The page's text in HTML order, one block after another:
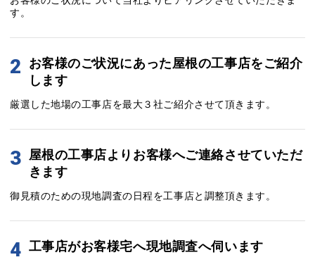
す。
2
お客様のご状況にあった屋根の工事店をご紹介
します
厳選した地場の工事店を最大３社ご紹介させて頂きます。
3 屋根の工事店よりお客様へご連絡させていただ
きます
御見積のための現地調査の日程を工事店と調整頂きます。
4 工事店がお客様宅へ現地調査へ伺います